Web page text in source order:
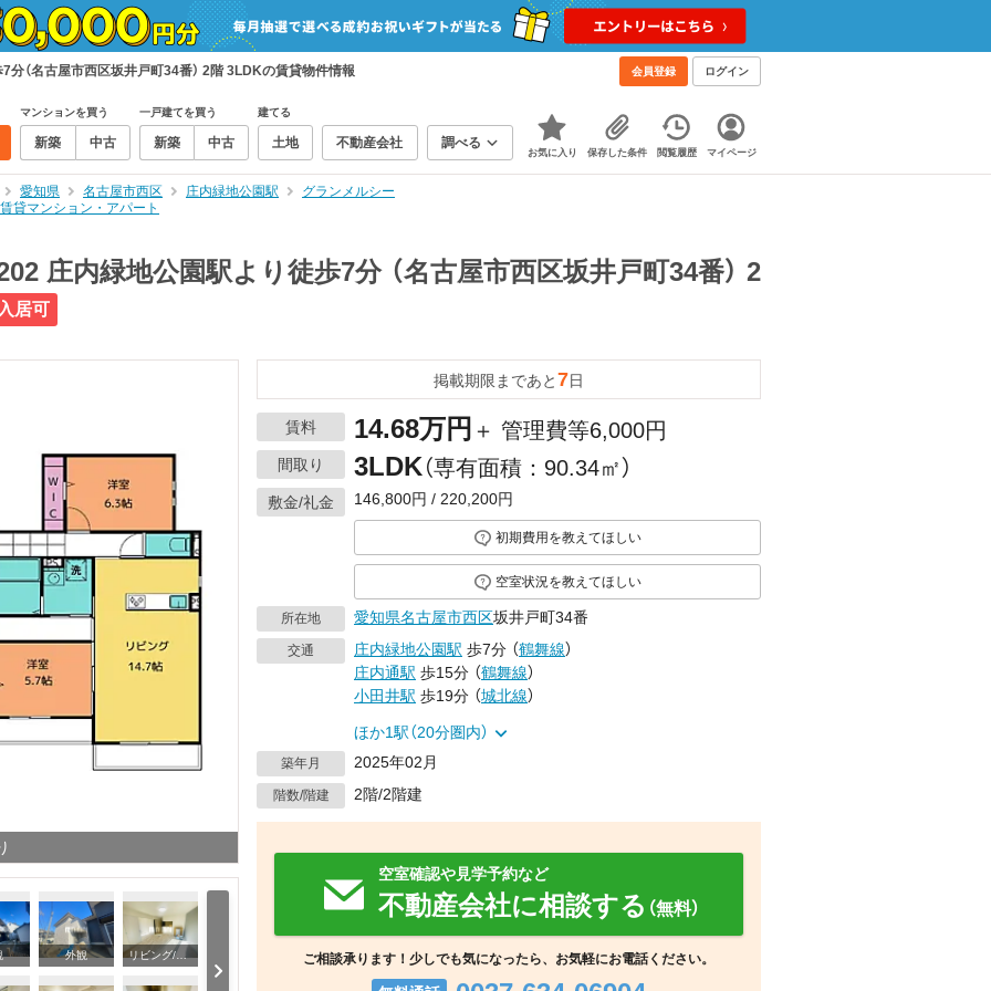
（名古屋市西区坂井戸町34番） 2階 3LDKの賃貸物件情報 会員登録 ログイン
マンションを買う
新築 中古
一戸建てを買う
新築 中古
建てる
土地 不動産会社 調べる
お気に入り 保存した条件 閲覧履歴 マイページ
愛知県 名古屋市西区 庄内緑地公園駅
グランメルシー
貸マンション・アパート
庄内緑地公園駅より徒歩7分 （名古屋市西区坂井戸町34番） 2
居可
外観 リビング/ダイニング その他 その他 その他
掲載期限まであと7日
賃料 14.68万円 ＋ 管理費等6,000円
間取り 3LDK（専有面積：90.34㎡）
敷金/礼金 146,800円 / 220,200円
初期費用を教えてほしい
空室状況を教えてほしい
所在地 愛知県名古屋市西区坂井戸町34番
交通 庄内緑地公園駅 歩7分 （鶴舞線）
庄内通駅 歩15分 （鶴舞線）
小田井駅 歩19分 （城北線）
ほか1駅（20分圏内）
築年月 2025年02月
階数/階建 2階/2階建
空室確認や見学予約など
不動産会社に相談する （無料）
ご相談承ります！少しでも気になったら、お気軽にお電話ください。